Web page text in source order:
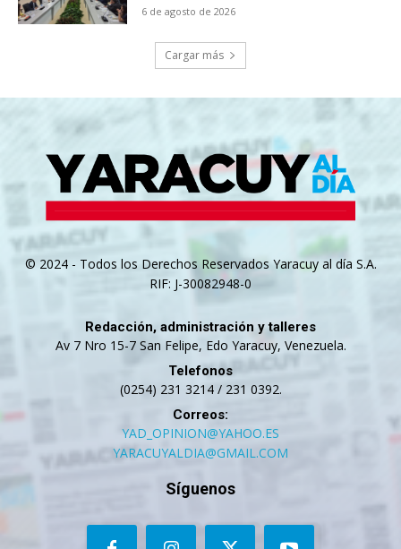
6 de agosto de 2026
Cargar más
© 2024 - Todos los Derechos Reservados Yaracuy al día S.A.
RIF: J-30082948-0
Redacción, administración y talleres
Av 7 Nro 15-7 San Felipe, Edo Yaracuy, Venezuela.
Telefonos
(0254) 231 3214 / 231 0392.
Correos:
YAD_OPINION@YAHOO.ES
YARACUYALDIA@GMAIL.COM
Síguenos